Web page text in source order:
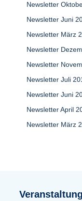
Newsletter
Newsletter Juni
Newsletter März
Newsletter
Newsletter
Newsletter Juli
Newsletter Juni
Newsletter April
Newsletter März